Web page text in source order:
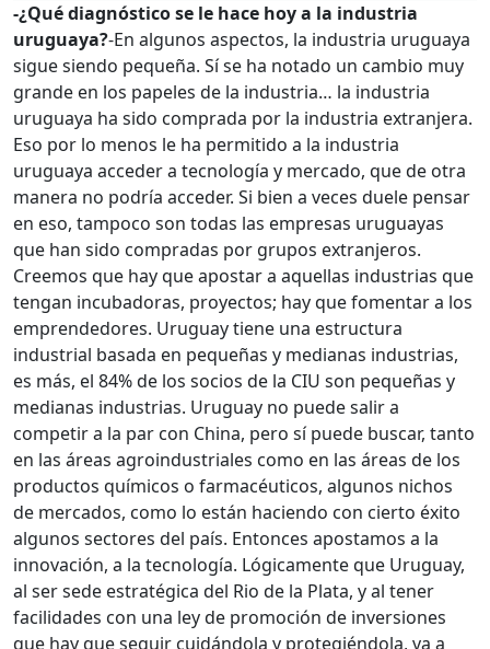
-¿Qué diagnóstico se le hace hoy a la industria
uruguaya?-En algunos aspectos, la industria uruguaya
sigue siendo pequeña. Sí se ha notado un cambio muy
grande en los papeles de la industria… la industria
uruguaya ha sido comprada por la industria extranjera.
Eso por lo menos le ha permitido a la industria
uruguaya acceder a tecnología y mercado, que de otra
manera no podría acceder. Si bien a veces duele pensar
en eso, tampoco son todas las empresas uruguayas
que han sido compradas por grupos extranjeros.
Creemos que hay que apostar a aquellas industrias que
tengan incubadoras, proyectos; hay que fomentar a los
emprendedores. Uruguay tiene una estructura
industrial basada en pequeñas y medianas industrias,
es más, el 84% de los socios de la CIU son pequeñas y
medianas industrias. Uruguay no puede salir a
competir a la par con China, pero sí puede buscar, tanto
en las áreas agroindustriales como en las áreas de los
productos químicos o farmacéuticos, algunos nichos
de mercados, como lo están haciendo con cierto éxito
algunos sectores del país. Entonces apostamos a la
innovación, a la tecnología. Lógicamente que Uruguay,
al ser sede estratégica del Rio de la Plata, y al tener
facilidades con una ley de promoción de inversiones
que hay que seguir cuidándola y protegiéndola, va a